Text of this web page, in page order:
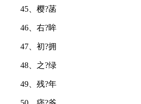
45、樱?菡
46、右?眸
47、初?拥
48、之?绿
49、残?年